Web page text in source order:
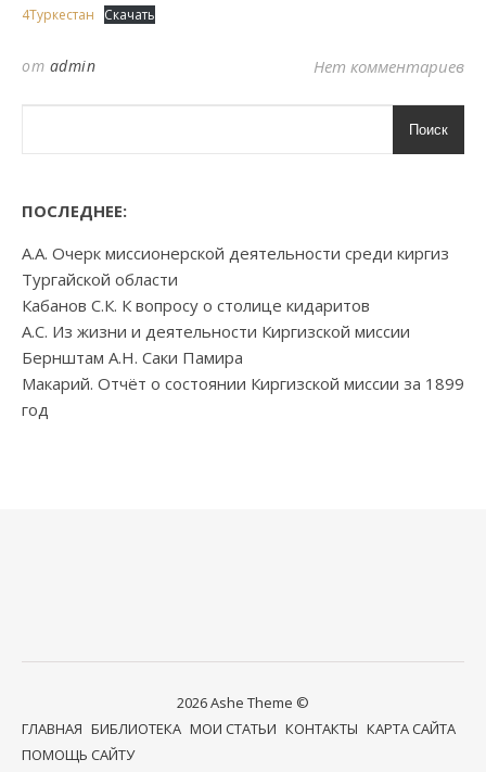
4Туркестан Скачать
от admin Нет комментариев
Поиск
ПОСЛЕДНЕЕ:
А.А. Очерк миссионерской деятельности среди киргиз
Тургайской области
Кабанов С.К. К вопросу о столице кидаритов
А.С. Из жизни и деятельности Киргизской миссии
Бернштам А.Н. Саки Памира
Макарий. Отчёт о состоянии Киргизской миссии за 1899
год
2026 Ashe Theme ©
ГЛАВНАЯ БИБЛИОТЕКА МОИ СТАТЬИ КОНТАКТЫ КАРТА САЙТА
ПОМОЩЬ САЙТУ